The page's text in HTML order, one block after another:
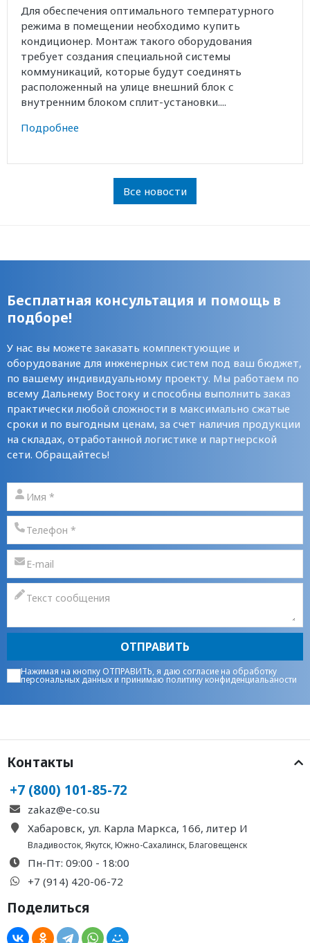
Для обеспечения оптимального температурного
режима в помещении необходимо купить
кондиционер. Монтаж такого оборудования
требует создания специальной системы
коммуникаций, которые будут соединять
расположенный на улице внешний блок с
внутренним блоком сплит-установки....
Подробнее
Все новости
Бесплатная консультация и помощь в
подборе!
У нас вы можете заказать комплектующие и
оборудование для инженерных систем под ваш бюджет,
по вашему индивидуальному проекту. Мы работаем по
всему Дальнему Востоку и способны выполнить заказ
практически любой сложности в максимально сжатые
сроки и по выгодным ценам, за счет наличия продукции
на складах, отработанной логистике и партнерской
сети. Обращайтесь!
ОТПРАВИТЬ
Нажимая на кнопку ОТПРАВИТЬ, я даю согласие на обработку
персональных данныхи принимаюполитику конфиденциальаности
Контакты
+7 (800) 101-85-72
zakaz@e-co.su
Хабаровск, ул. Карла Маркса, 166, литер И
Владивосток,Якутск,Южно-Сахалинск,Благовещенск
Пн-Пт: 09:00 - 18:00
+7 (914) 420-06-72
Поделиться